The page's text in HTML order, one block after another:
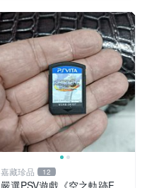
嘉藏珍品 12